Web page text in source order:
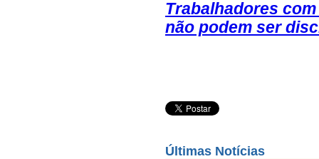
Trabalhadores
não podem ser
Últimas Notícias